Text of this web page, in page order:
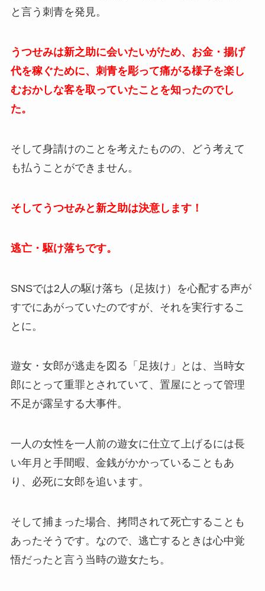
と言う刺青を発見。
うつせみは新之助に会いたいがため、お金・揚げ
代を稼ぐために、刺青を彫って痛がる様子を楽し
むおかしな客を取っていたことを知ったのでし
た。
そして身請けのことを考えたものの、どう考えて
も払うことができません。
そしてうつせみと新之助は決意します！
逃亡・駆け落ちです。
SNSでは2人の駆け落ち（足抜け）を心配する声が
すでにあがっていたのですが、それを実行するこ
とに。
遊女・女郎が逃走を図る「足抜け」とは、当時女
郎にとって重罪とされていて、置屋にとって管理
不足が露呈する大事件。
一人の女性を一人前の遊女に仕立て上げるには長
い年月と手間暇、金銭がかかっていることもあ
り、必死に女郎を追います。
そして捕まった場合、拷問されて死亡することも
あったそうです。なので、逃亡するときは心中覚
悟だったと言う当時の遊女たち。